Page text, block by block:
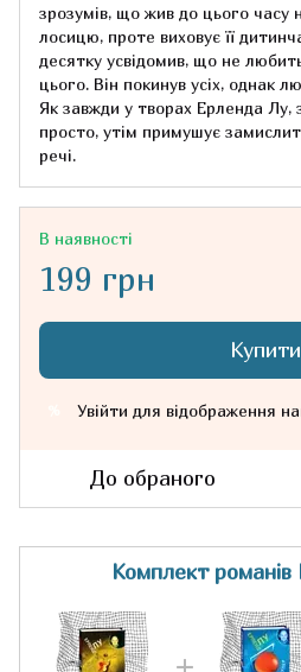
зрозумів, що жив до цього часу
лосицю, проте виховує її
десятку усвідомив, що не
цього. Він покинув усіх, однак
Як завжди у творах Ерленда Лу,
просто, утім примушує
речі.
В наявності
199 грн
Купити
Увійти для відображення
До обраного
Комплект